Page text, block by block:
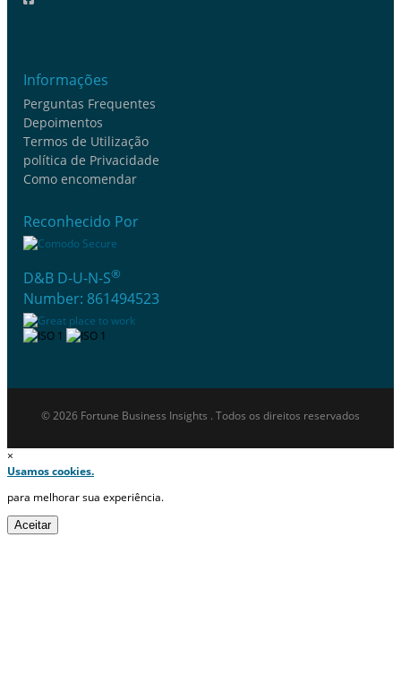
Informações
Perguntas Frequentes
Depoimentos
Termos de Utilização
política de Privacidade
Como encomendar
Reconhecido Por
D&B D-U-N-S®
Number: 861494523
© 2026 Fortune Business Insights . Todos os direitos reservados
×
Usamos cookies.
para melhorar sua experiência.
Aceitar